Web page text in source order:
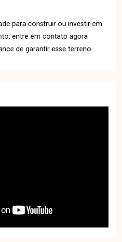
para construir ou investir em
entre em contato agora
de garantir esse terreno.